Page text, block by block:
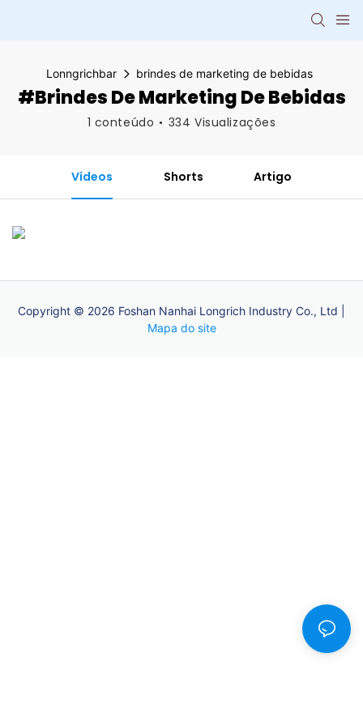
Lonngrichbar brindes de marketing de bebidas
#brindes De Marketing De Bebidas
1 conteúdo 334 Visualizações
Vídeos Shorts Artigo
Copyright © 2026 Foshan Nanhai Longrich Industry Co., Ltd |
Mapa do site